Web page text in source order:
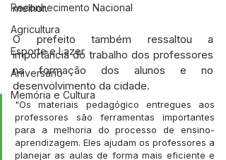
Reconhecimento Nacional
Agricultura
Esporte e Lazer
Aniversário
Memória e Cultura
melhor.
O prefeito também ressaltou a
importância do trabalho dos professores
na formação dos alunos e no
desenvolvimento da cidade.
"Os materiais pedagógico entregues aos
professores são ferramentas importantes
para a melhoria do processo de ensino-
aprendizagem. Eles ajudam os professores a
planejar as aulas de forma mais eficiente e